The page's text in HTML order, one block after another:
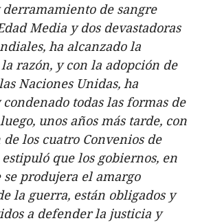
de sangre
Media y dos devastadoras
ha alcanzado la
razón, y con la adopción de
Naciones Unidas, ha
todas las formas de
unos años más tarde, con
los cuatro Convenios de
que los gobiernos, en
se produjera el amargo
la guerra, están obligados y
a defender la justicia y